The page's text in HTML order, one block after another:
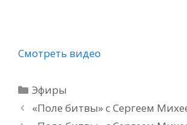
Смотреть видео
Рубрики
Эфиры
«Поле битвы» с Сергеем